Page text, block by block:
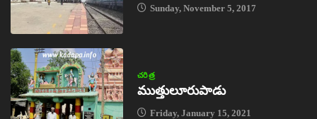
Sunday, November 5, 2017
చరిత్ర
ముత్తులూరుపాడు
Friday, January 15, 2021